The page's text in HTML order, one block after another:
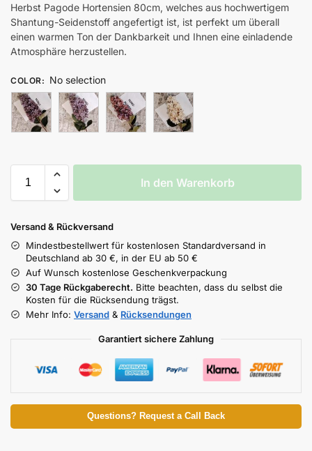
Herbst Pagode Hortensien 80cm, welches aus hochwertigem
Shantung-Seidenstoff angefertigt ist, ist perfekt um überall
einen warmen Ton der Dankbarkeit und Ihnen eine einladende
Atmosphäre herzustellen.
COLOR: No selection
In den Warenkorb
Versand & Rückversand
Mindestbestellwert für kostenlosen Standardversand in
Deutschland ab 30 €, in der EU ab 50 €
Auf Wunsch kostenlose Geschenkverpackung
30 Tage Rückgaberecht. Bitte beachten, dass du selbst die
Kosten für die Rücksendung trägst.
Mehr Info: Versand & Rücksendungen
Garantiert sichere Zahlung
Questions? Request a Call Back